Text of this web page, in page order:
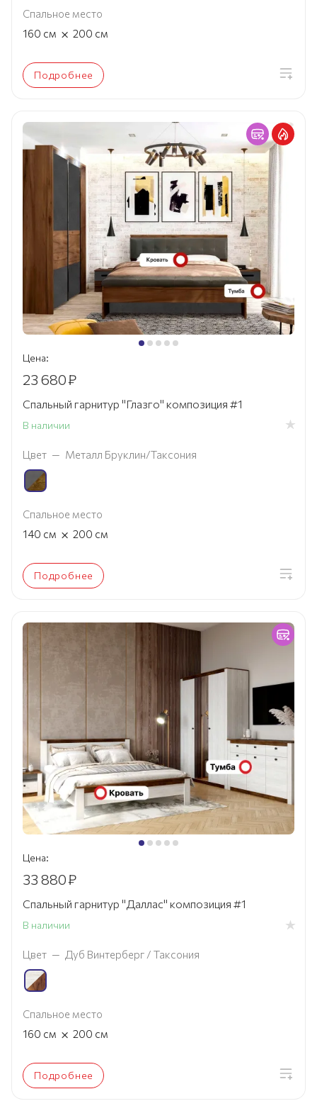
Спальное место
160 см × 200 см
Подробнее
Цена:
23 680₽
Спальный гарнитур "Глазго" композиция #1
В наличии
Цвет — Металл Бруклин/Таксония
Спальное место
140 см × 200 см
Подробнее
Цена:
33 880₽
Спальный гарнитур "Даллас" композиция #1
В наличии
Цвет — Дуб Винтерберг / Таксония
Спальное место
160 см × 200 см
Подробнее